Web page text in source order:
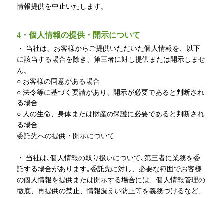
情報提供を中止いたします。
4・個人情報の提供・開示について
・ 当社は、お客様からご提供いただいた個人情報を、以下
に該当する場合を除き、第三者に対し提供または開示しませ
ん。
○ お客様の同意がある場合
○ 法令等に基づく要請があり、開示が必要であると判断され
る場合
○ 人の生命、身体または財産の保護に必要であると判断され
る場合
委託先への提供・開示について
・ 当社は､個人情報の取り扱いについて､第三者に業務を委
託する場合があります｡委託先に対し、必要な範囲でお客様
の個人情報を提供または開示する場合には、個人情報管理の
徹底、再提供の禁止、情報漏えい防止等を義務づけるなど、